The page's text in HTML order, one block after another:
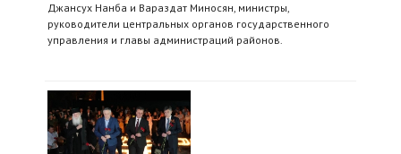
Джансух Нанба и Вараздат Миносян, министры,
руководители центральных органов государственного
управления и главы администраций районов.